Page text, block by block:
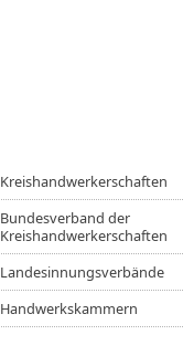
Kreishandwerkerschaften
Bundesverband der
Kreishandwerkerschaften
Landesinnungsverbände
Handwerkskammern